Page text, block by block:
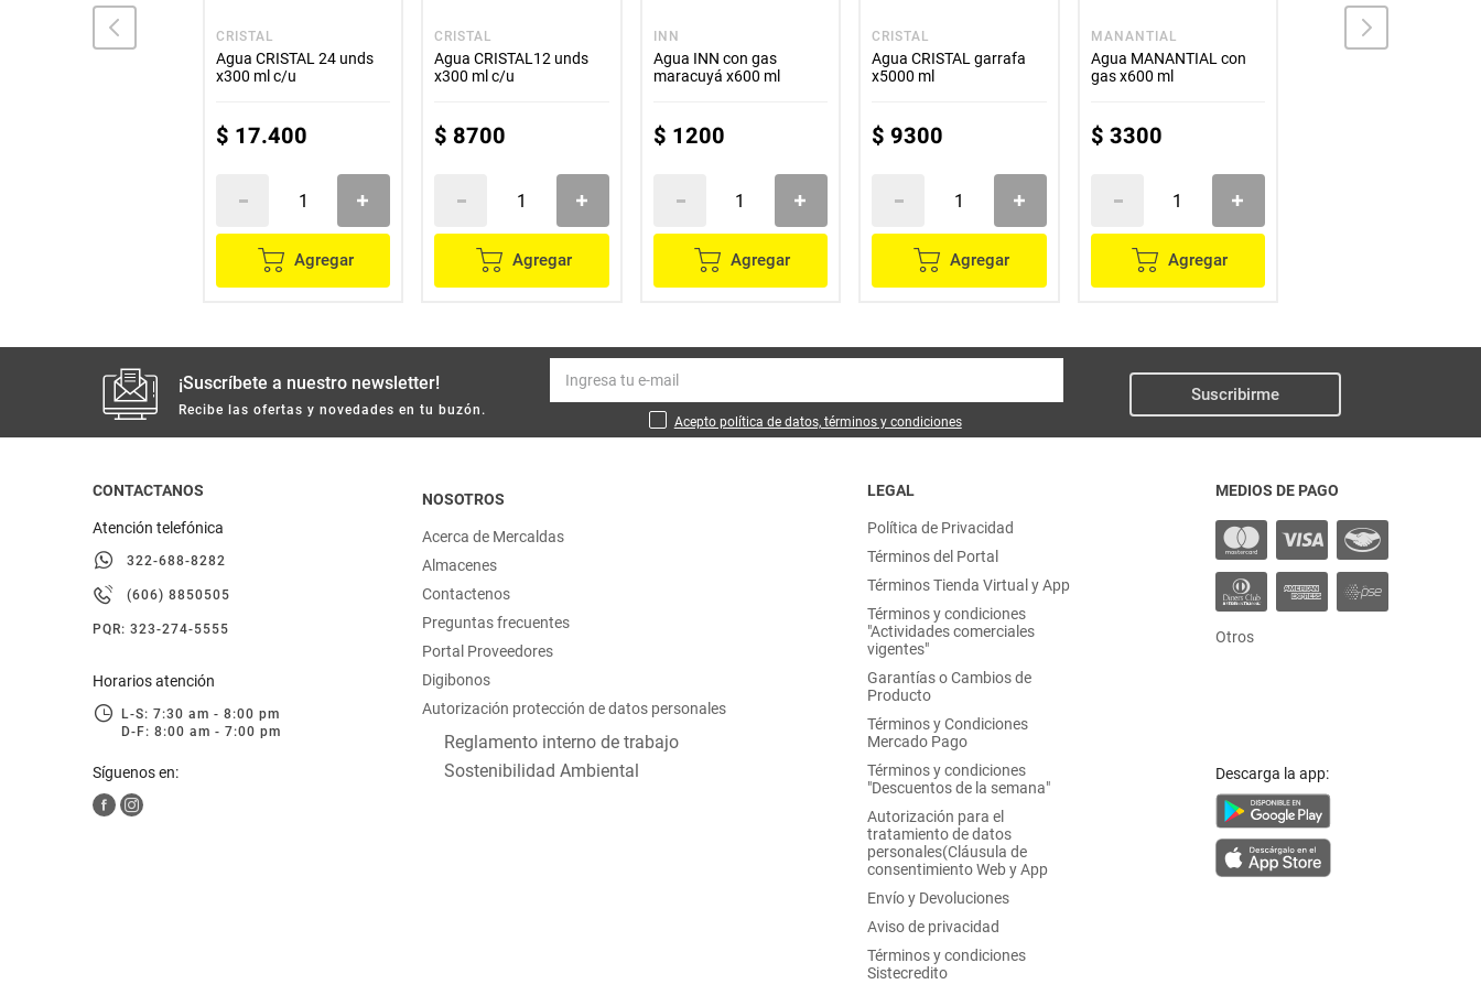
CRISTAL
Agua CRISTAL 24 unds
x300 ml c/u
$ 17.400
Agregar
CRISTAL
Agua CRISTAL12 unds
x300 ml c/u
$ 8700
Agregar
INN
Agua INN con gas
maracuyá x600 ml
$ 1200
Agregar
CRISTAL
Agua CRISTAL garrafa
x5000 ml
$ 9300
Agregar
MANANTIAL
Agua MANANTIAL con
gas x600 ml
$ 3300
Agregar
¡Suscríbete a nuestro newsletter!
Recibe las ofertas y novedades en tu buzón.
Acepto política de datos, términos y condiciones
Suscribirme
CONTACTANOS
Atención telefónica
322-688-8282
(606) 8850505
PQR: 323-274-5555
Horarios atención
L-S: 7:30 am - 8:00 pm
D-F: 8:00 am - 7:00 pm
Síguenos en:
NOSOTROS
Acerca de Mercaldas
Almacenes
Contactenos
Preguntas frecuentes
Portal Proveedores
Digibonos
Autorización protección de datos personales
Reglamento interno de trabajo
Sostenibilidad Ambiental
LEGAL
Política de Privacidad
Términos del Portal
Términos Tienda Virtual y App
Términos y condiciones
"Actividades comerciales
vigentes"
Garantías o Cambios de
Producto
Términos y Condiciones
Mercado Pago
Términos y condiciones
"Descuentos de la semana"
Autorización para el
tratamiento de datos
personales(Cláusula de
consentimiento Web y App
Envío y Devoluciones
Aviso de privacidad
Términos y condiciones
Sistecredito
MEDIOS DE PAGO
Otros
Descarga la app: